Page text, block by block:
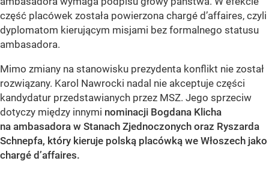
część placówek została powierzona chargé d’affaires, czyli
dyplomatom kierującym misjami bez formalnego statusu
ambasadora.
Mimo zmiany na stanowisku prezydenta konflikt nie został
rozwiązany. Karol Nawrocki nadal nie akceptuje części
kandydatur przedstawianych przez MSZ. Jego sprzeciw
dotyczy między innymi nominacji Bogdana Klicha
na ambasadora w Stanach Zjednoczonych oraz Ryszarda
Schnepfa, który kieruje polską placówką we Włoszech jako
chargé d’affaires.